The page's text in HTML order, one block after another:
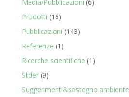
Media/Pubblicazioni (6)
Prodotti (16)
Pubblicazioni (143)
Referenze (1)
Ricerche scientifiche (1)
Slider(9)
Suggerimenti&sostegno ambiente